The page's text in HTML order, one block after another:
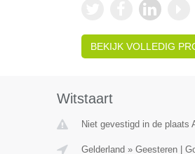
BEKIJK VOLLEDIG
Witstaart
Niet gevestigd in de plaats
Gelderland » Geesteren|